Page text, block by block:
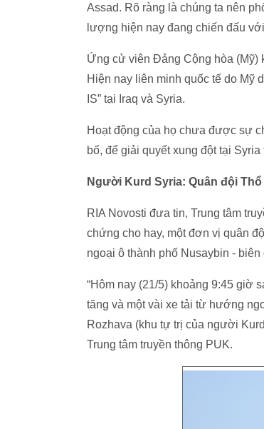
Assad. Rõ ràng là chúng ta nên
lượng hiện nay đang chiến đấu
Ứng cử viên Đảng Cộng hòa (Mỹ)
Hiện nay liên minh quốc tế do Mỹ
IS” tại Iraq và Syria.
Hoạt động của họ chưa được sự
bố, để giải quyết xung đột tại
Người Kurd Syria: Quân đội
RIA Novosti đưa tin, Trung tâm
chứng cho hay, một đơn vị quân
ngoại ô thành phố Nusaybin -
“Hôm nay (21/5) khoảng 9:45 giờ
tăng và một vài xe tải từ hướng
Rozhava (khu tự trị của người
Trung tâm truyền thông PUK.